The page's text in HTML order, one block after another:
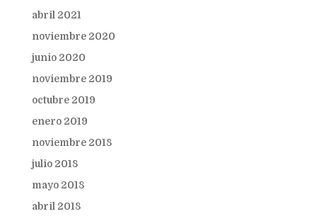
abril 2021
noviembre 2020
junio 2020
noviembre 2019
octubre 2019
enero 2019
noviembre 2018
julio 2018
mayo 2018
abril 2018